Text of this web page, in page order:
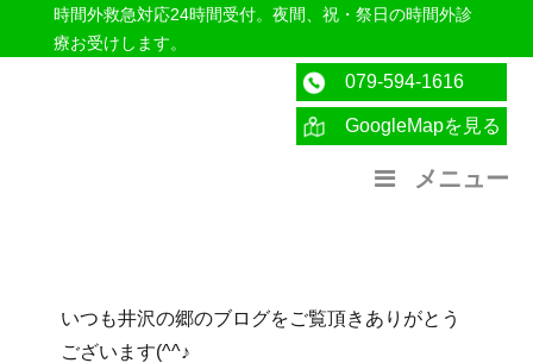
時間外救急対応24時間受付。夜間、祝・祭日の時間外診
療お受けします。
医療法人社団紀洋会 公式サイト
079-594-1616
GoogleMapを見る
メニュー
いつも井沢の郷のブログをご覧頂きありがとう
ございます(^^♪